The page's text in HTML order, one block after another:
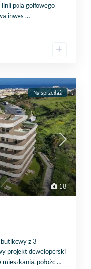
linii pola golfowego
inwes…
18
Na sprzedaż
z 3
projekt deweloperski
położo…